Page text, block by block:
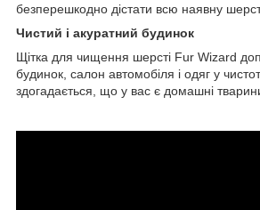
безперешкодно дістати всю наявну
Чистий і акуратний будинок
Щітка для чищення шерсті Fur Wizard
будинок, салон автомобіля і одяг у
здогадається, що у вас є домашні